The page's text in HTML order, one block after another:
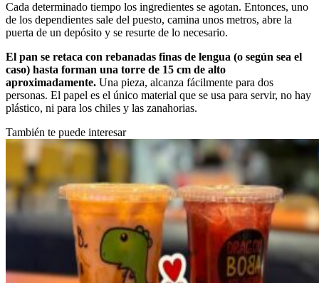
Cada determinado tiempo los ingredientes se agotan. Entonces, uno
de los dependientes sale del puesto, camina unos metros, abre la
puerta de un depósito y se resurte de lo necesario.
El pan se retaca con rebanadas finas de lengua (o según sea el
caso) hasta forman una torre de 15 cm de alto
aproximadamente. Una pieza, alcanza fácilmente para dos
personas. El papel es el único material que se usa para servir, no hay
plástico, ni para los chiles y las zanahorias.
También te puede interesar